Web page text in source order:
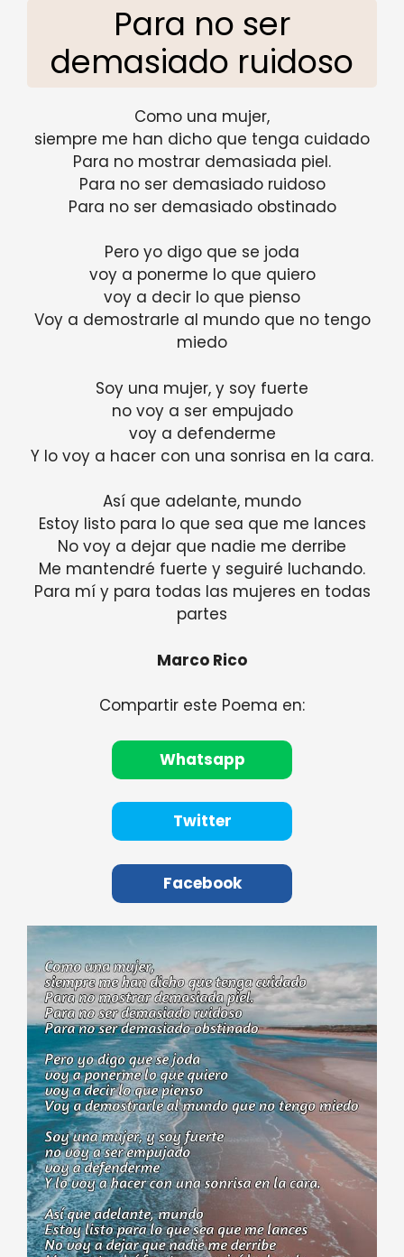
Para no ser
demasiado ruidoso
Como una mujer,
siempre me han dicho que tenga cuidado
Para no mostrar demasiada piel.
Para no ser demasiado ruidoso
Para no ser demasiado obstinado
Pero yo digo que se joda
voy a ponerme lo que quiero
voy a decir lo que pienso
Voy a demostrarle al mundo que no tengo
miedo
Soy una mujer, y soy fuerte
no voy a ser empujado
voy a defenderme
Y lo voy a hacer con una sonrisa en la cara.
Así que adelante, mundo
Estoy listo para lo que sea que me lances
No voy a dejar que nadie me derribe
Me mantendré fuerte y seguiré luchando.
Para mí y para todas las mujeres en todas
partes
Marco Rico
Compartir este Poema en:
Whatsapp
Twitter
Facebook